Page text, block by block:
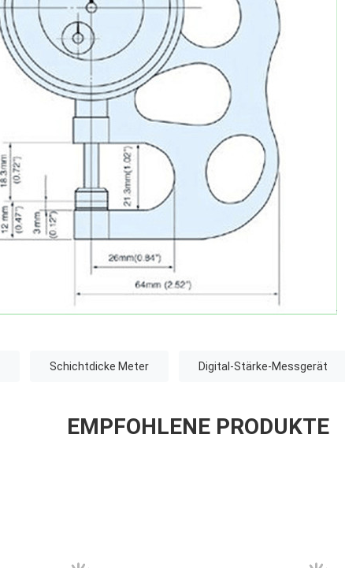
Schichtdicke Meter Digital-Stärke-Messgerät
EMPFOHLENE PRODUKTE